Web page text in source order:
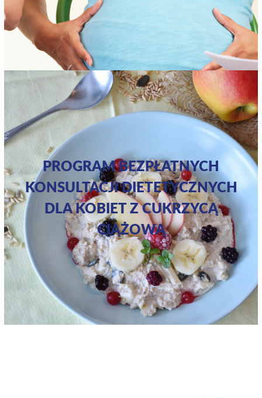
PROGRAM BEZPŁATNYCH
KONSULTACJI DIETETYCZNYCH
DLA KOBIET Z CUKRZYCĄ
CIĄŻOWĄ